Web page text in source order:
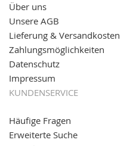
11.08.2016: Gerade
Partnershop
Online-Shop für einfaches
reinschauen...
Über uns
Unsere AGB
Lieferung & Versandkosten
Zahlungsmöglichkeiten
Datenschutz
Impressum
KUNDENSERVICE
Häufige Fragen
Erweiterte Suche